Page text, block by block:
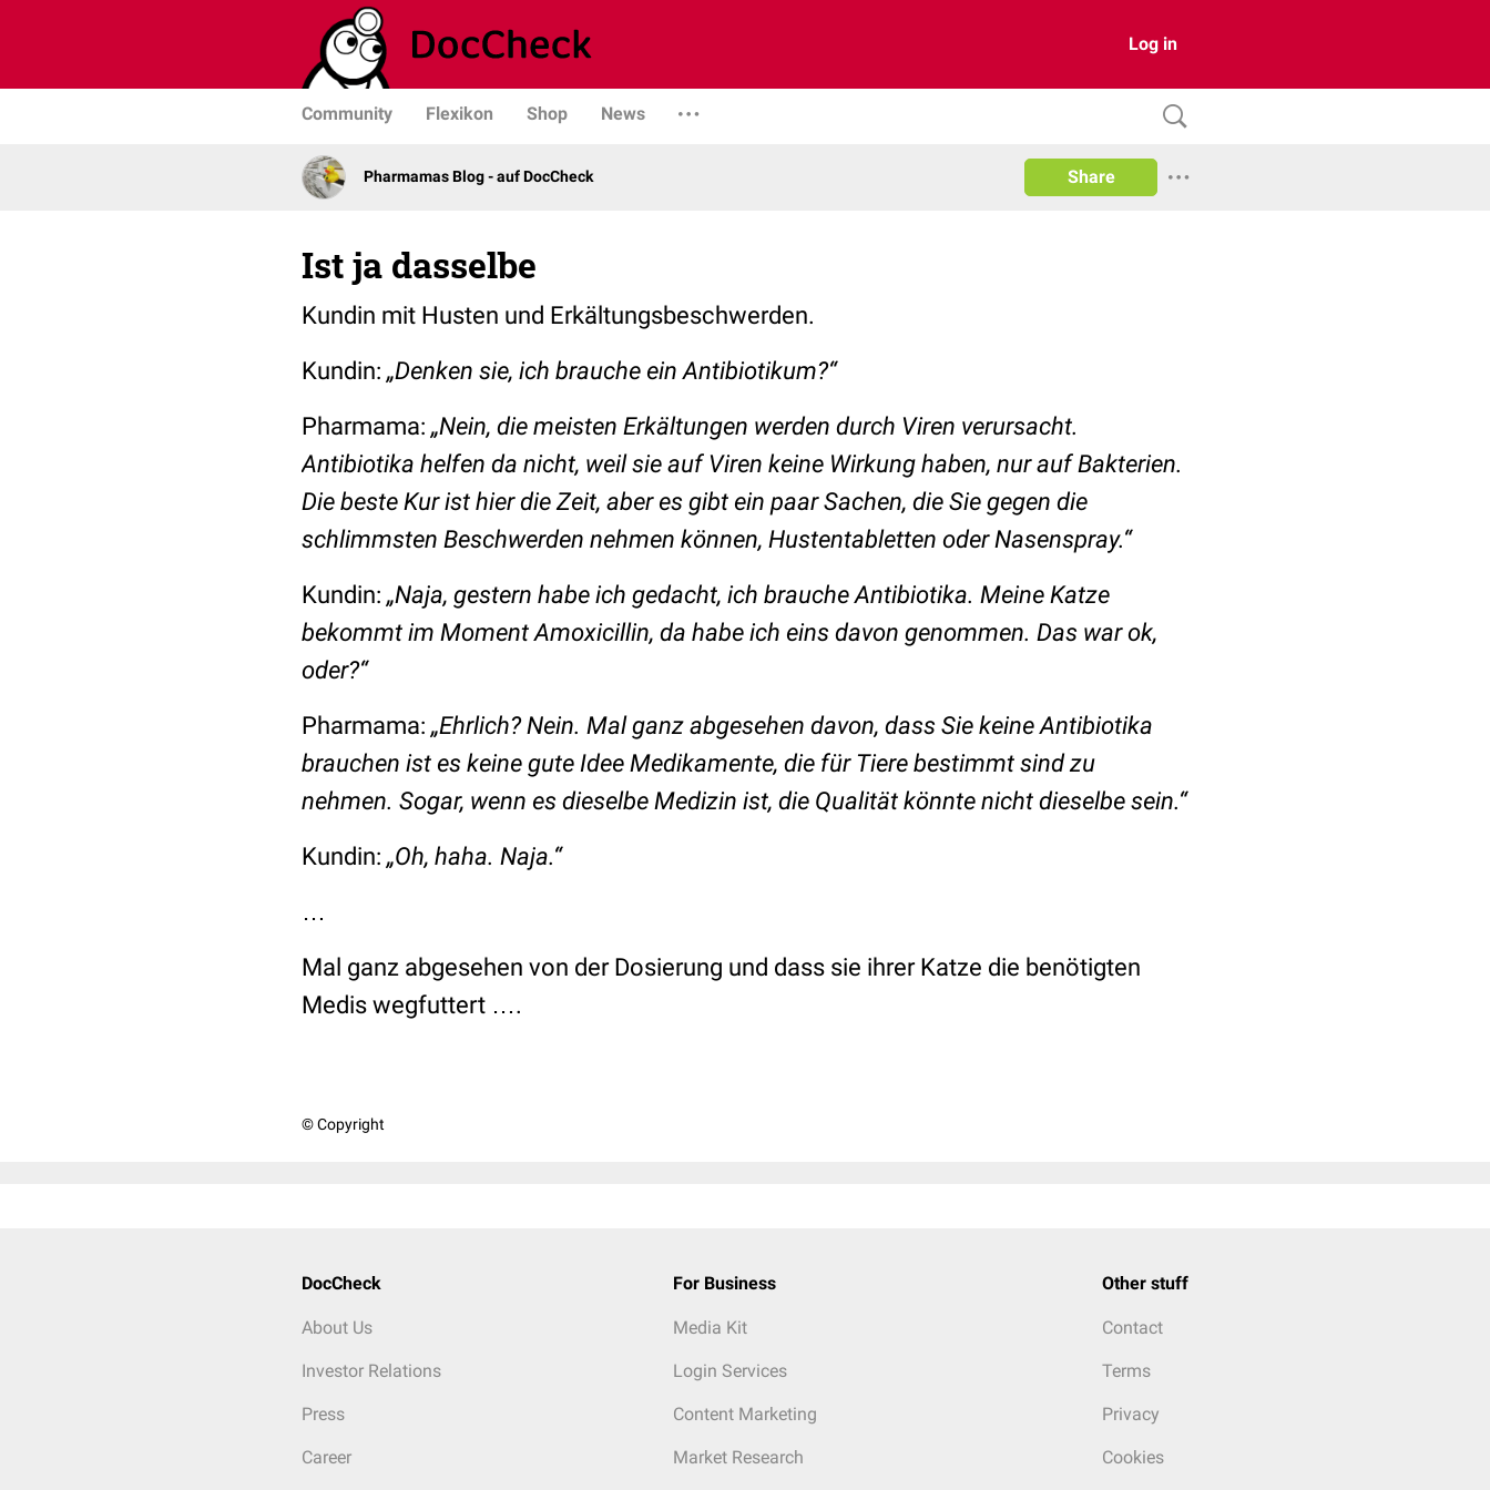
Log in
Community Flexikon Shop News
Pharmamas Blog - auf DocCheck Share
Ist ja dasselbe
Kundin mit Husten und Erkältungsbeschwerden.
Kundin: „Denken sie, ich brauche ein Antibiotikum?“
Pharmama: „Nein, die meisten Erkältungen werden durch Viren verursacht.
Antibiotika helfen da nicht, weil sie auf Viren keine Wirkung haben, nur auf Bakterien.
Die beste Kur ist hier die Zeit, aber es gibt ein paar Sachen, die Sie gegen die
schlimmsten Beschwerden nehmen können, Hustentabletten oder Nasenspray.“
Kundin: „Naja, gestern habe ich gedacht, ich brauche Antibiotika. Meine Katze
bekommt im Moment Amoxicillin, da habe ich eins davon genommen. Das war ok,
oder?“
Pharmama: „Ehrlich? Nein. Mal ganz abgesehen davon, dass Sie keine Antibiotika
brauchen ist es keine gute Idee Medikamente, die für Tiere bestimmt sind zu
nehmen. Sogar, wenn es dieselbe Medizin ist, die Qualität könnte nicht dieselbe sein.“
Kundin: „Oh, haha. Naja.“
…
Mal ganz abgesehen von der Dosierung und dass sie ihrer Katze die benötigten
Medis wegfuttert ….
© Copyright
DocCheck
About Us
Investor Relations
Press
Career
For Business
Media Kit
Login Services
Content Marketing
Market Research
Other stuff
Contact
Terms
Privacy
Cookies